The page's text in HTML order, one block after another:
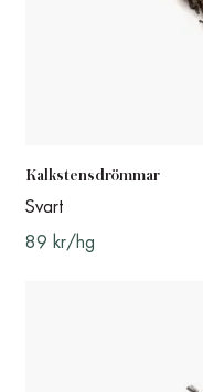
Kalkstensdrömmar
Svart
89 kr/hg